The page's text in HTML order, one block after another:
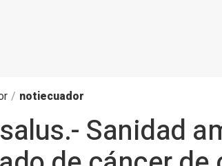
/ notiecuador
Sanidad